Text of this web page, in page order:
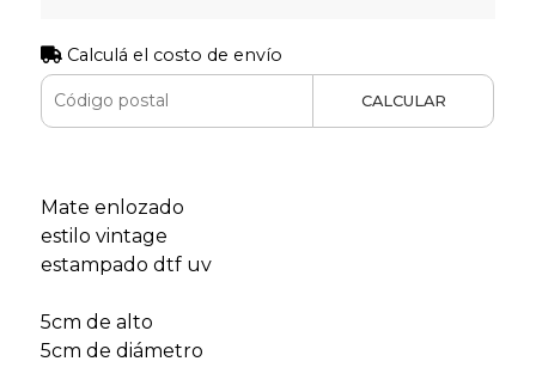
Calculá el costo de envío
CALCULAR
Mate enlozado
estilo vintage
estampado dtf uv
5cm de alto
5cm de diámetro